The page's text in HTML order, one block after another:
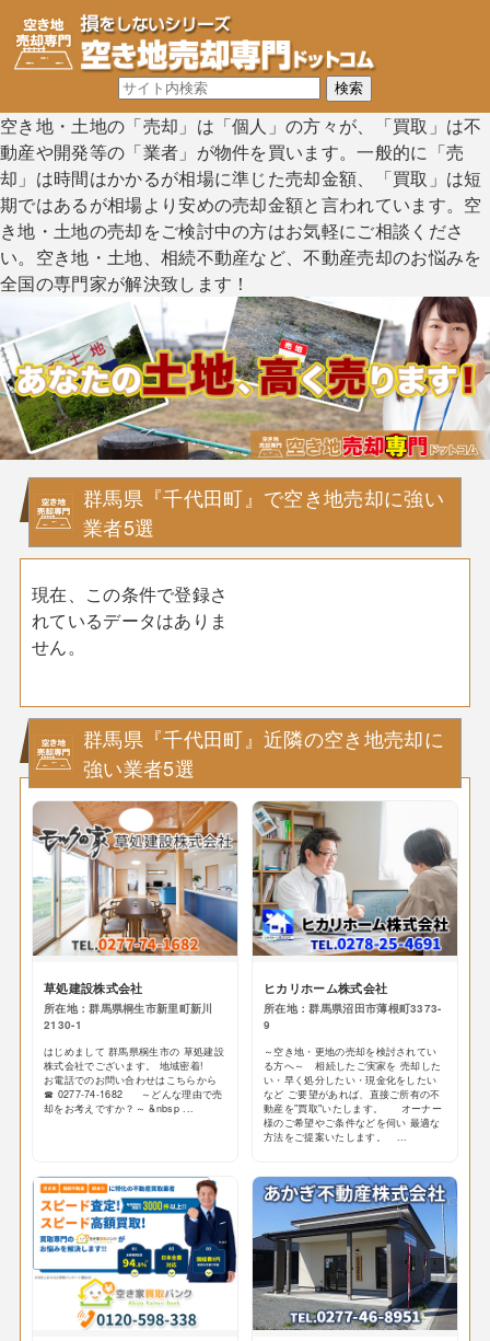
空き地・土地の「売却」は「個人」の方々が、「買取」は不
動産や開発等の「業者」が物件を買います。一般的に「売
却」は時間はかかるが相場に準じた売却金額、「買取」は短
期ではあるが相場より安めの売却金額と言われています。空
き地・土地の売却をご検討中の方はお気軽にご相談くださ
い。空き地・土地、相続不動産など、不動産売却のお悩みを
全国の専門家が解決致します！
群馬県『千代田町』で空き地売却に強い
業者5選
現在、この条件で登録さ
れているデータはありま
せん。
群馬県『千代田町』近隣の空き地売却に
強い業者5選
草処建設株式会社
所在地：群馬県桐生市新里町新川
2130-1
はじめまして 群馬県桐生市の 草処建設
株式会社でございます。 地域密着!
お電話でのお問い合わせはこちらから
☎ 0277-74-1682 ～どんな理由で売
却をお考えですか？～ &nbsp ...
ヒカリホーム株式会社
所在地：群馬県沼田市薄根町3373-
9
～空き地・更地の売却を検討されてい
る方へ～ 相続したご実家を 売却した
い・早く処分したい・現金化をしたい
など ご要望があれば、直接ご所有の不
動産を"買取"いたします。 オーナー
様のご希望やご条件などを伺い 最適な
方法をご提案いたします。 ...